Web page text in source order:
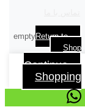
emptyReturn to
Shop
Continue
Shopping